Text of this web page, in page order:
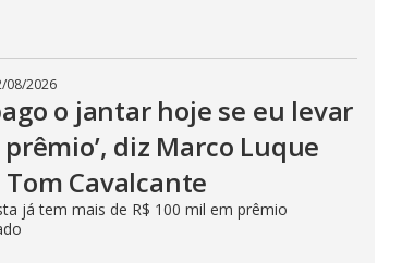
08/2026
o jantar hoje se eu levar
prêmio’, diz Marco Luque
Cavalcante
já tem mais de R$ 100 mil em prêmio